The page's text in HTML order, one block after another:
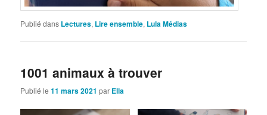
Publié dans Lectures, Lire ensemble, Lula Médias
1001 animaux à trouver
Publié le11 mars 2021 par Ella